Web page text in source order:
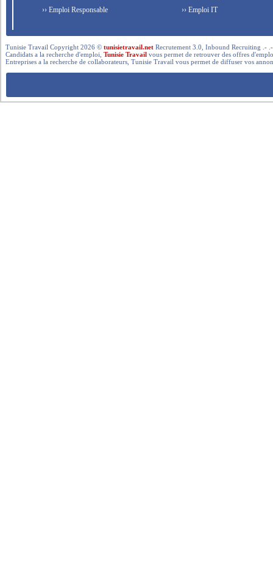
›› Emploi Responsable
›› Emploi IT
Tunisie Travail Copyright 2026 ©tunisietravail.net Recrutement 3.0, Inbound Recruiting .-
Candidats a la recherche d'emploi,Tunisie Travail vous permet de retrouver des offres
Entreprises a la recherche de collaborateurs, Tunisie Travail vous permet de diffuser vos